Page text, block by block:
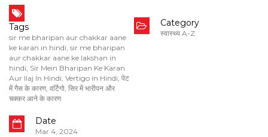
Tags
sir me bharipan aur chakkar aane
ke karan in hindi, sir me bharipan
aur chakkar aane ke lakshan in
hindi, Sir Mein Bharipan Ke Karan
Aur Ilaj In Hindi, Vertigo in Hindi, पेट
में गैस के कारण, वर्टिगो, सिर में भारीपन और
चक्कर आने के कारण
Category
स्वास्थ्य A-Z
Date
Mar 4, 2024